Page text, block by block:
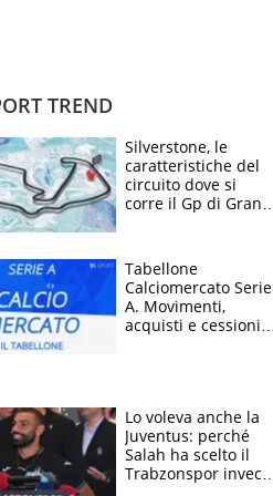
TREND
Silverstone, le
caratteristiche del
circuito dove si
corre il Gp di Gran
Tabellone
Calciomercato Serie
A. Movimenti,
acquisti e cessioni:
Lo voleva anche la
Juventus: perché
Salah ha scelto il
Trabzonspor invece